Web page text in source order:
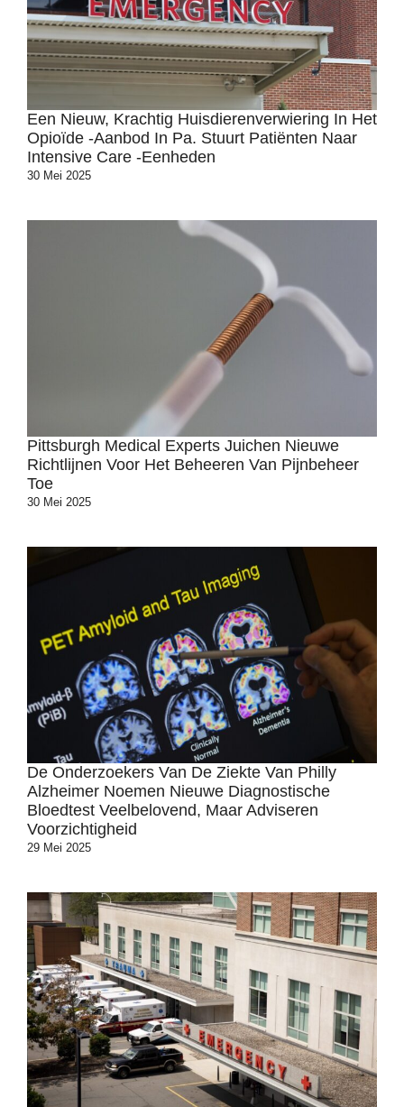
Een Nieuw, Krachtig Huisdierenverwiering In Het
Opioïde -aanbod In Pa. Stuurt Patiënten Naar
Intensive Care -eenheden
30 Mei 2025
Pittsburgh Medical Experts Juichen Nieuwe
Richtlijnen Voor Het Beheeren Van Pijnbeheer
Toe
30 Mei 2025
De Onderzoekers Van De Ziekte Van Philly
Alzheimer Noemen Nieuwe Diagnostische
Bloedtest Veelbelovend, Maar Adviseren
Voorzichtigheid
29 Mei 2025